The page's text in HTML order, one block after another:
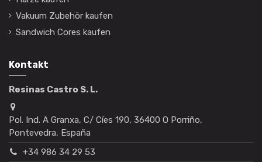
Vakuum Zubehör kaufen
Sandwich Cores kaufen
Kontakt
Resinas Castro S. L.
Pol. Ind. A Granxa, C/ Cíes 190, 36400 O Porriño,
Pontevedra, España
+34 986 34 29 53